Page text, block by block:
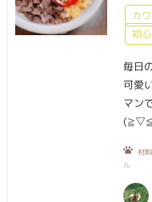
カ
初
毎日
可愛
マン
材
ル